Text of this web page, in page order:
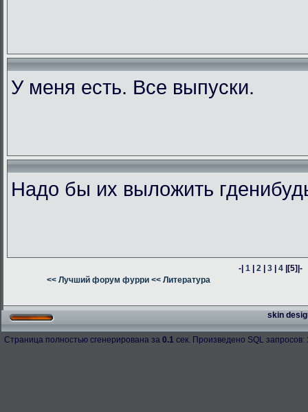
У меня есть. Все выпуски.
Надо бы их выложить
-|1 |2 |3 |4 |[5]|-
<< Лучший форум фурри << Литература
skin
Страница полностью сгенерирована за 0.1 сек. Произведено SQL запросов: